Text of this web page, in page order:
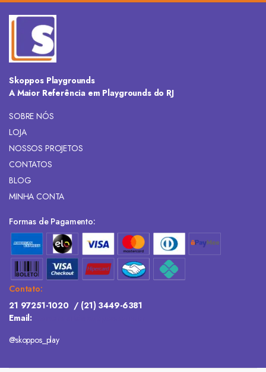
Skoppos Playgrounds
A Maior Referência em Playgrounds do RJ
SOBRE NÓS
LOJA
NOSSOS PROJETOS
CONTATOS
BLOG
MINHA CONTA
Formas de Pagamento:
Contato:
21 97251-1020 / (21) 3449-6381
Email:
@skoppos_play